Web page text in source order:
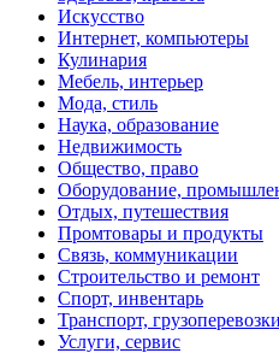
Искусство
Интернет, компьютеры
Кулинария
Мебель, интерьер
Мода, стиль
Наука, образование
Недвижимость
Общество, право
Оборудование,
Отдых, путешествия
Промтовары и продукты
Связь, коммуникации
Строительство и ремонт
Cпорт, инвентарь
Транспорт, грузоперевозки
Услуги, сервис